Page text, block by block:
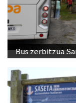
Bus zerbitzua